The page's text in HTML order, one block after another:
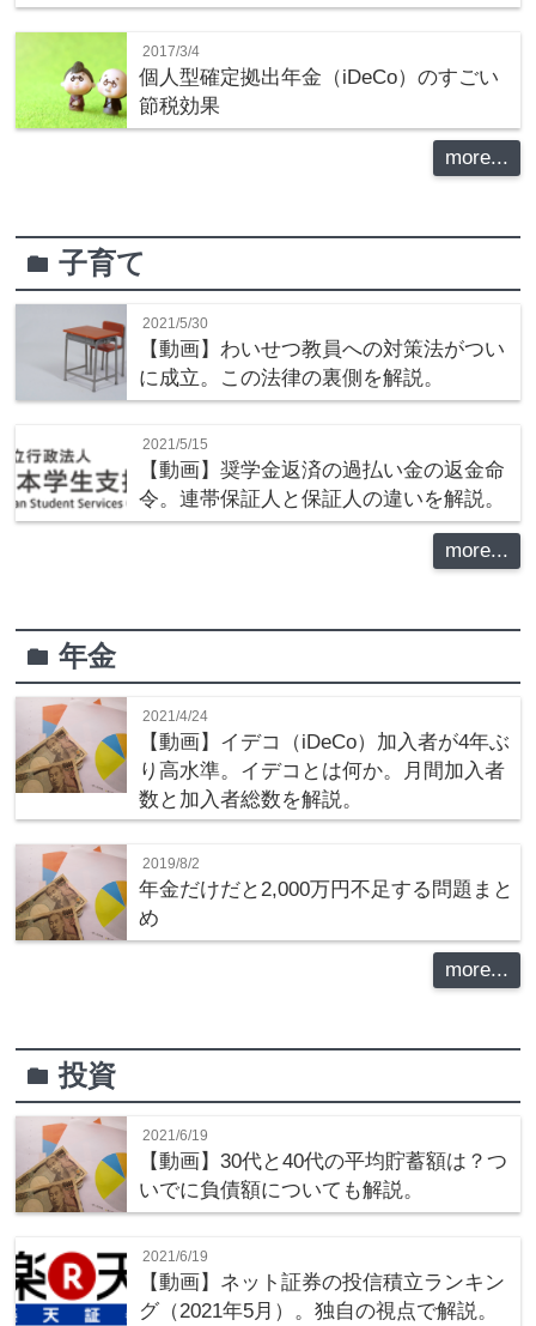
2017/3/4
個人型確定拠出年金（iDeCo）のすごい
節税効果
more...
folder子育て
2021/5/30
【動画】わいせつ教員への対策法がつい
に成立。この法律の裏側を解説。
2021/5/15
【動画】奨学金返済の過払い金の返金命
令。連帯保証人と保証人の違いを解説。
more...
folder年金
2021/4/24
【動画】イデコ（iDeCo）加入者が4年ぶ
り高水準。イデコとは何か。月間加入者
数と加入者総数を解説。
2019/8/2
年金だけだと2,000万円不足する問題まと
め
more...
folder投資
2021/6/19
【動画】30代と40代の平均貯蓄額は？つ
いでに負債額についても解説。
2021/6/19
【動画】ネット証券の投信積立ランキン
グ（2021年5月）。独自の視点で解説。